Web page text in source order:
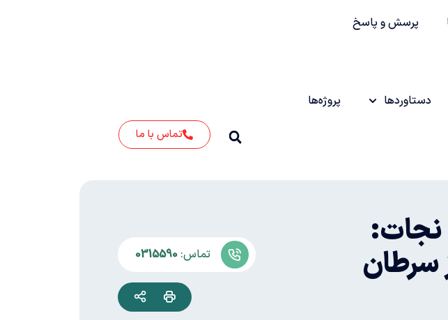
پرسش و پاسخ
دستاوردها
پروژه‌ها
تماس با ما
نجات:
سرطان
تماس: 0315590